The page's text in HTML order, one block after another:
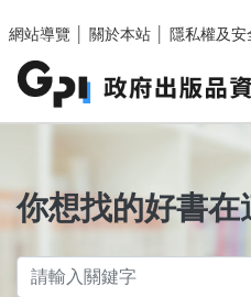
網站導覽
關於本站 隱私權及安
你想找的好書在